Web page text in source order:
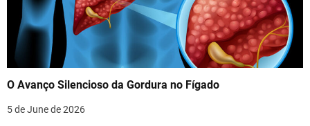
O Avanço Silencioso da Gordura no Fígado
5 de June de 2026